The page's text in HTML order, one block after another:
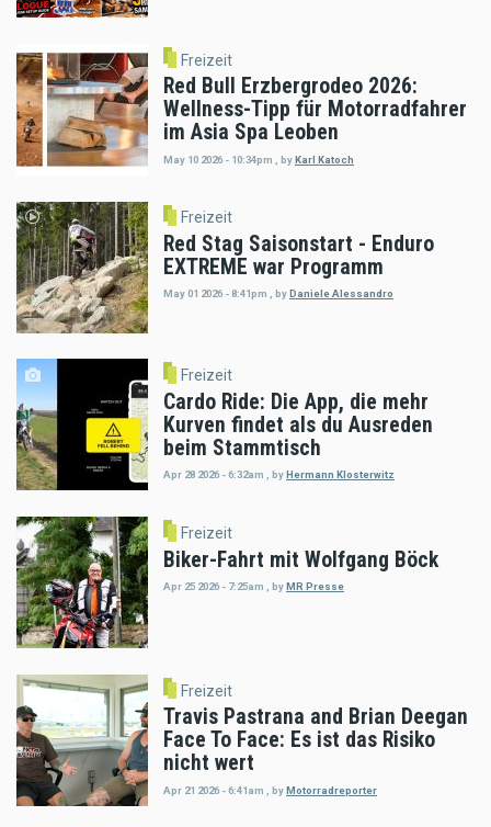
Freizeit
Red Bull Erzbergrodeo 2026:
Wellness-Tipp für Motorradfahrer
im Asia Spa Leoben
May 10 2026 - 10:34pm byKarl Katoch
Freizeit
Red Stag Saisonstart - Enduro
EXTREME war Programm
May 01 2026 - 8:41pm , by Daniele Alessandro
Freizeit
Cardo Ride: Die App, die mehr
Kurven findet als du Ausreden
beim Stammtisch
Apr 28 2026 - 6:32am byHermann Klosterwitz
Freizeit
Biker-Fahrt mit Wolfgang Böck
Apr 25 2026 - 7:25am byMR Presse
Freizeit
Travis Pastrana and Brian Deegan
Face To Face: Es ist das Risiko
nicht wert
Apr 21 2026 - 6:41am byMotorradreporter